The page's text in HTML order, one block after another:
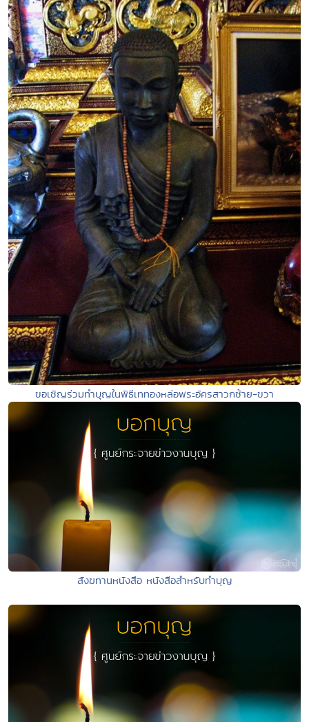
ขอเชิญร่วมทำบุญในพิธีเททองหล่อพระอัครสาวกซ้าย-ขวา
สังฆทานหนังสือ หนังสือสำหรับทำบุญ